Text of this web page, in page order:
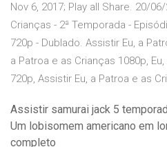
Nov 6, 2017; Play all Share. 20/
Crianças - 2ª Temporada -
720p - Dublado. Assistir Eu, a
a Patroa e as Crianças 1080p,
720p, Assistir Eu, a Patroa e as
Assistir samurai jack 5
Um lobisomem americano em
completo